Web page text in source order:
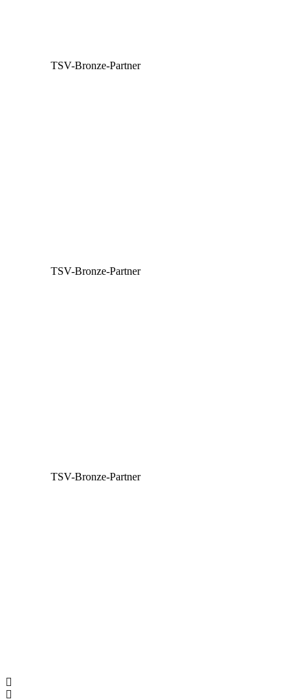
TSV-Bronze-Partner
TSV-Bronze-Partner
TSV-Bronze-Partner